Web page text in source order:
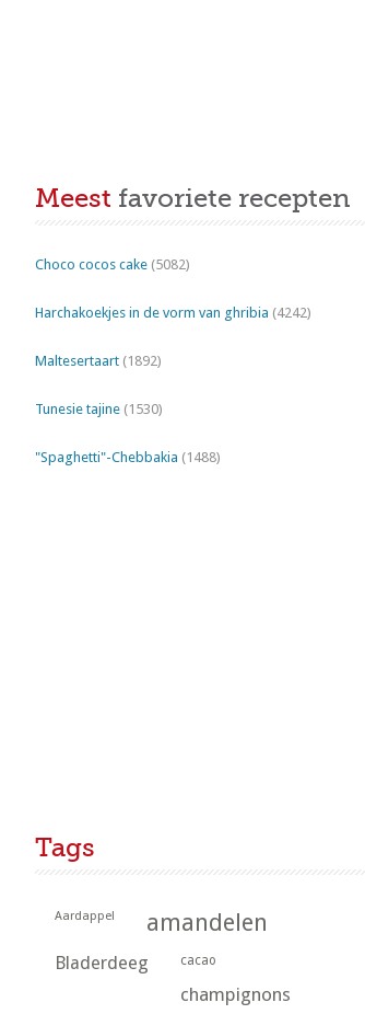
Meest favoriete recepten
Choco cocos cake (5082)
Harchakoekjes in de vorm van ghribia (4242)
Maltesertaart (1892)
Tunesie tajine (1530)
"Spaghetti"-Chebbakia (1488)
Tags
Aardappel amandelen
Bladerdeeg cacao
champignons